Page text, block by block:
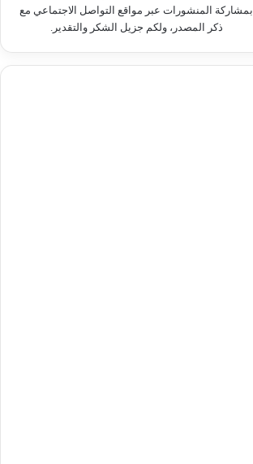
بمشاركة المنشورات عبر مواقع التواصل الاجتماعي مع
ذكر المصدر، ولكم جزيل الشكر والتقدير.